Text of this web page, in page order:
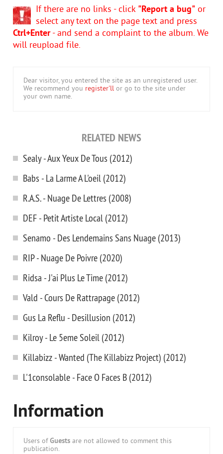
If there are no links - click "Report a bug" or
select any text on the page text and press
Ctrl+Enter- and send a complaint to the album. We
will reupload file.
Dear visitor, you entered the site as an unregistered user.
We recommend you register'll or go to the site under
your own name.
RELATED NEWS
Sealy - Aux Yeux De Tous (2012)
Babs - La Larme A L'oeil (2012)
R.A.S. - Nuage De Lettres (2008)
DEF - Petit Artiste Local (2012)
Senamo - Des Lendemains Sans Nuage (2013)
RIP - Nuage De Poivre (2020)
Ridsa - J'ai Plus Le Time (2012)
Vald - Cours De Rattrapage (2012)
Gus La Reflu - Desillusion (2012)
Kilroy - Le 5eme Soleil (2012)
Killabizz - Wanted (The Killabizz Project) (2012)
L'1consolable - Face O Faces B (2012)
Information
Users of Guests are not allowed to comment this
publication.